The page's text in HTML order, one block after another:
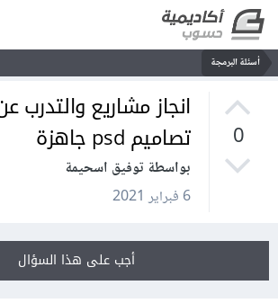
أسئلة البرمجة
0
انجاز مشاريع والتدرب
تصاميم psd جاهزة
بواسطة توفيق اسحيمة
6 فبراير 2021
أجب على هذا السؤال